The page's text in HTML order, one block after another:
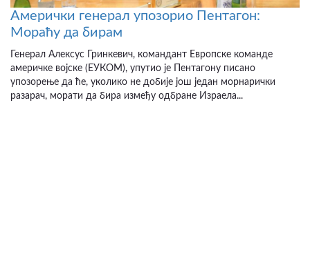
Амерички генерал упозорио Пентагон:
Мораћу да бирам
Генерал Алексус Гринкевич, командант Европске команде
америчке војске (ЕУКОМ), упутио је Пентагону писано
упозорење да ће, уколико не добије још један морнарички
разарач, морати да бира између одбране Израела...